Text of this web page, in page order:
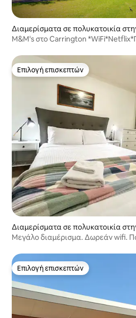
Διαμερίσματα σε πολυκατοικία
Αδελαΐδα
M&M's στο Carrington
Επιλογή επισκεπτών
Επιλογή επισκεπτών
Διαμερίσματα σε πολυκατοικία
όρεια Αδελαΐδα
Μεγάλο διαμέρισμα. Δωρεάν wifi.
Επιλογή επισκεπτών
Επιλογή επισκεπτών